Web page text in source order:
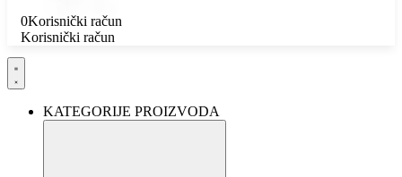
0Korisnički račun
Korisnički račun
KATEGORIJE PROIZVODA